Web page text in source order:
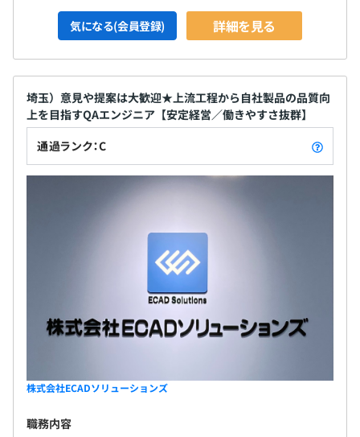
気になる(会員登録) 詳細を見る
埼玉）意見や提案は大歓迎★上流工程から自社製品の品質向
上を目指すQAエンジニア【安定経営／働きやすさ抜群】
通過ランク：C
株式会社ECADソリューションズ
職務内容